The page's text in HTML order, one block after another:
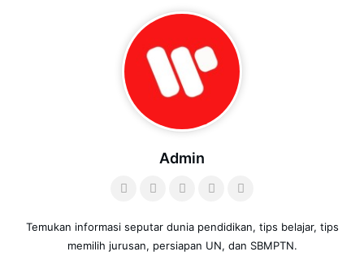
Admin
Temukan informasi seputar dunia pendidikan, tips belajar, tips
memilih jurusan, persiapan UN, dan SBMPTN.